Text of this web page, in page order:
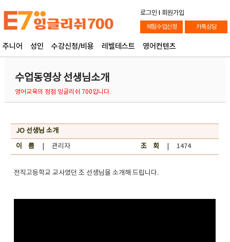
로그인 l 회원가입
체험수업신청 카톡상담
주니어 성인 수강신청/비용 레벨테스트 영어컨텐츠
수업동영상 선생님소개
영어교육의 정점 잉글리쉬 700입니다.
JO 선생님 소개
이 름| 관리자 조 회 | 1474
전직고등학교 교사였던 조 선생님을 소개해 드립니다.